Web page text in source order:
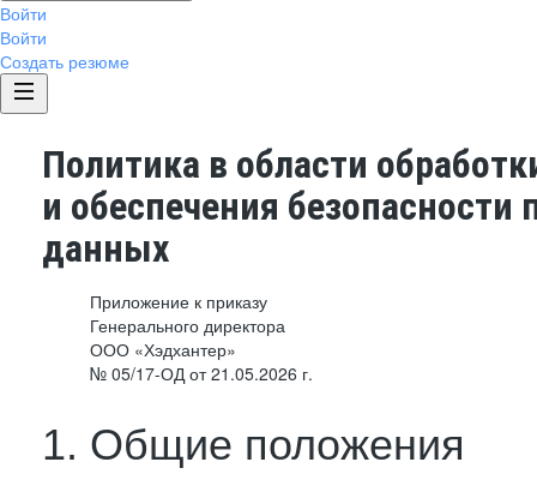
Войти
Войти
Создать резюме
Политика в области
и обеспечения безопасности
данных
Приложение к приказу
Генерального директора
ООО «Хэдхантер»
№ 05/17-ОД от 21.05.2026 г.
1. Общие положения